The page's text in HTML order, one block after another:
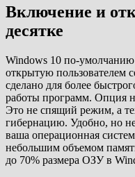
Включение и
десятке
Windows 10 по-умолчанию
открытую пользователем
сделано для более
работы программ. Опция
Это не спящий режим, а
гибернацию. Удобно, но
ваша операционная
небольшим объемом
до 70% размера ОЗУ в